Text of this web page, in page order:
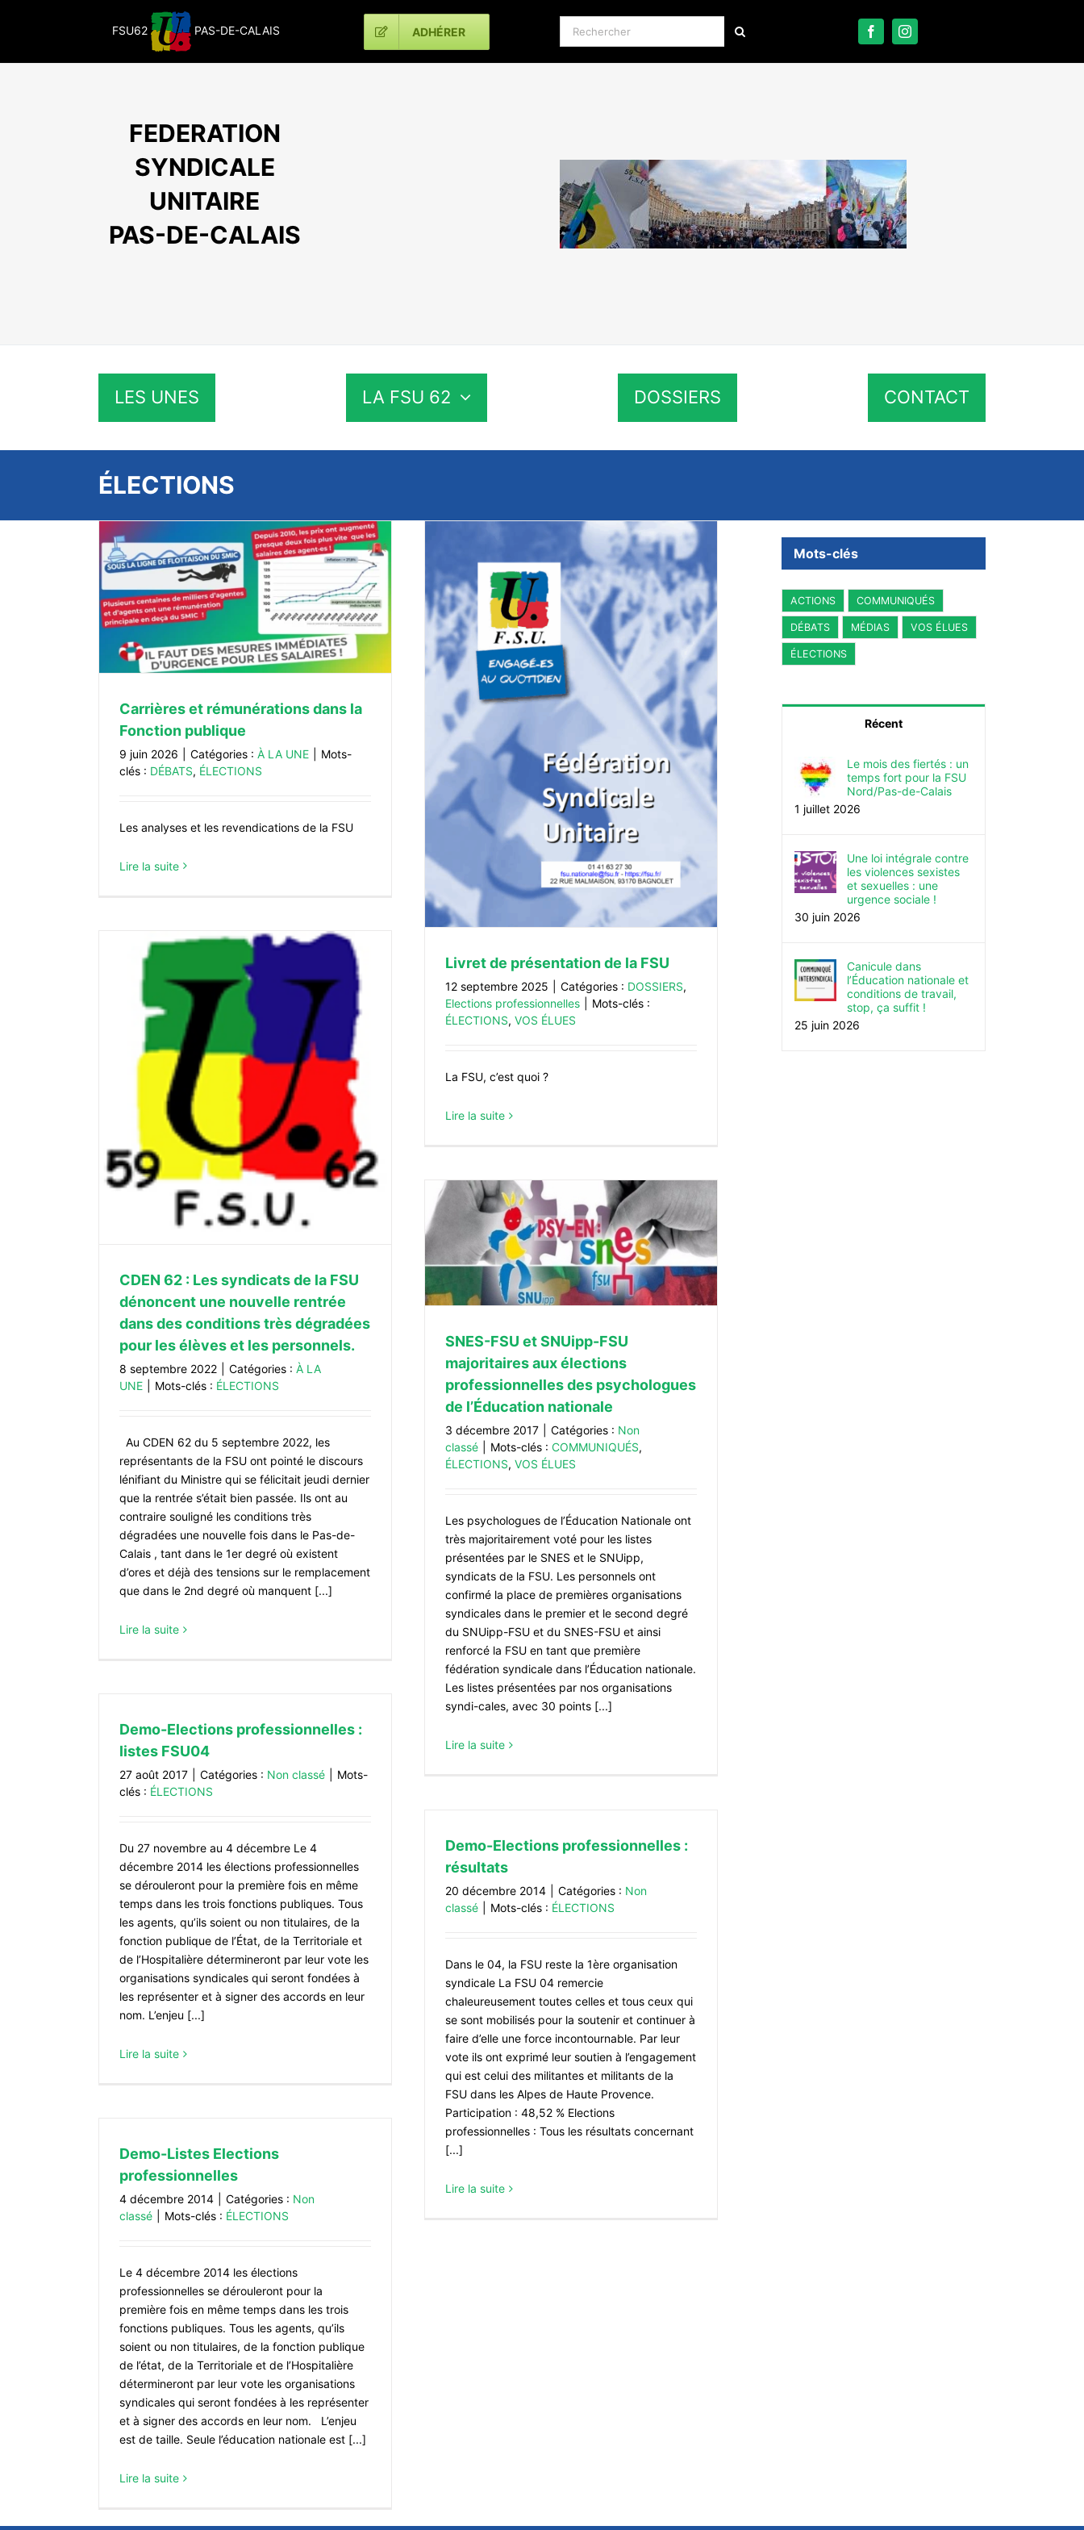
FSU62 PAS-DE-CALAIS ADHÉRER Rechercher:
FEDERATION
SYNDICALE
UNITAIRE
PAS-DE-CALAIS
LES UNES LA FSU 62 DOSSIERS CONTACT
ÉLECTIONS
Carrières et rémunérations dans la
Fonction publique
9 juin 2026 Catégories : À LA UNE
Mots-
clés : DÉBATS, ÉLECTIONS
Les analyses et les revendications de la FSU
Lire la suite
Livret de présentation de la FSU
DOSSIERS Elections professionnelles
Livret de présentation de la FSU
12 septembre 2025 Catégories : DOSSIERS,
Elections professionnelles
Mots-clés :
ÉLECTIONS, VOS ÉLUES
La FSU, c’est quoi ?
Lire la suite
CDEN 62 : Les syndicats de la FSU
dénoncent une nouvelle rentrée
dans des conditions très dégradées
pour les élèves et les personnels.
8 septembre 2022 Catégories : À LA
UNE
Mots-clés : ÉLECTIONS
Au CDEN 62 du 5 septembre 2022, les
représentants de la FSU ont pointé le discours
lénifiant du Ministre qui se félicitait jeudi dernier
que la rentrée s’était bien passée. Ils ont au
contraire souligné les conditions très
dégradées une nouvelle fois dans le Pas-de-
Calais , tant dans le 1er degré où existent
d’ores et déjà des tensions sur le remplacement
que dans le 2nd degré où manquent [...]
Lire la suite
Non classé
SNES-FSU et SNUipp-FSU
majoritaires aux élections
professionnelles des psychologues
de l’Éducation nationale
3 décembre 2017 Catégories : Non
classé
Mots-clés : COMMUNIQUÉS,
ÉLECTIONS, VOS ÉLUES
Les psychologues de l’Éducation Nationale ont
très majoritairement voté pour les listes
présentées par le SNES et le SNUipp,
syndicats de la FSU. Les personnels ont
confirmé la place de premières organisations
syndicales dans le premier et le second degré
du SNUipp-FSU et du SNES-FSU et ainsi
renforcé la FSU en tant que première
fédération syndicale dans l’Éducation nationale.
Les listes présentées par nos organisations
syndi-cales, avec 30 points [...]
Lire la suite
Demo-Elections professionnelles :
listes FSU04
27 août 2017 Catégories : Non classé
Mots-
clés : ÉLECTIONS
Du 27 novembre au 4 décembre Le 4
décembre 2014 les élections professionnelles
se dérouleront pour la première fois en même
temps dans les trois fonctions publiques. Tous
les agents, qu’ils soient ou non titulaires, de la
fonction publique de l’État, de la Territoriale et
de l’Hospitalière détermineront par leur vote les
organisations syndicales qui seront fondées à
les représenter et à signer des accords en leur
nom. L’enjeu [...]
Lire la suite
Demo-Elections professionnelles :
résultats
20 décembre 2014 Catégories : Non
classé
Mots-clés : ÉLECTIONS
Dans le 04, la FSU reste la 1ère organisation
syndicale La FSU 04 remercie
chaleureusement toutes celles et tous ceux qui
se sont mobilisés pour la soutenir et continuer à
faire d’elle une force incontournable. Par leur
vote ils ont exprimé leur soutien à l’engagement
qui est celui des militantes et militants de la
FSU dans les Alpes de Haute Provence.
Participation : 48,52 % Elections
professionnelles : Tous les résultats concernant
[...]
Lire la suite
Demo-Listes Elections
professionnelles
4 décembre 2014 Catégories : Non
classé
Mots-clés : ÉLECTIONS
Le 4 décembre 2014 les élections
professionnelles se dérouleront pour la
première fois en même temps dans les trois
fonctions publiques. Tous les agents, qu’ils
soient ou non titulaires, de la fonction publique
de l’état, de la Territoriale et de l’Hospitalière
détermineront par leur vote les organisations
syndicales qui seront fondées à les représenter
et à signer des accords en leur nom. L’enjeu
est de taille. Seule l’éducation nationale est [...]
Lire la suite
Mots-clés
ACTIONS COMMUNIQUÉS
DÉBATS MÉDIAS VOS ÉLUES
ÉLECTIONS
Récent
Le mois des fiertés : un
temps fort pour la FSU
Nord/Pas-de-Calais
1 juillet 2026
Une loi intégrale contre
les violences sexistes
et sexuelles : une
urgence sociale !
30 juin 2026
Canicule dans
l’Éducation nationale et
conditions de travail,
stop, ça suffit !
25 juin 2026